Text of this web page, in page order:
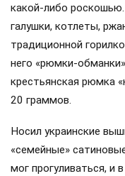
быт, и лечение вождя
госбюджет? Личными
верный помощник
складывая и
трудов в отдельно
Впоследствии из этих
Сталинские премии
актёров, военных и